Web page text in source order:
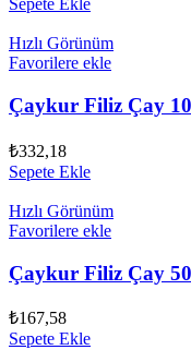
Sepete Ekle
Hızlı Görünüm
Favorilere ekle
Çaykur Filiz Çay
₺332,18
Sepete Ekle
Hızlı Görünüm
Favorilere ekle
Çaykur Filiz Çay
₺167,58
Sepete Ekle